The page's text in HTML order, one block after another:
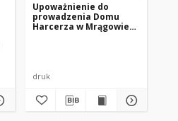
Upoważnienie do
prowadzenia Domu
Harcerza w Mrągowie
druk